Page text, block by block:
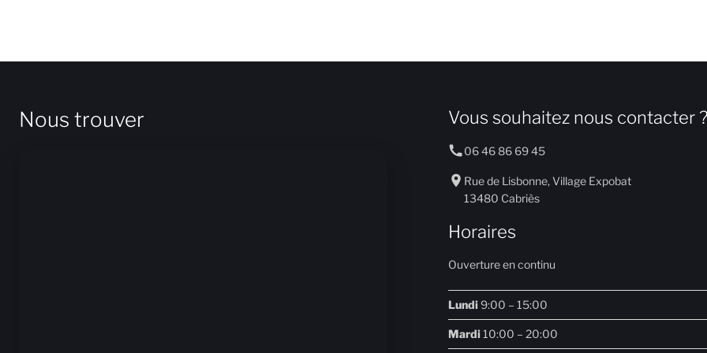
Nous trouver Vous souhaitez nous contacter
06 46 86 69 45
Rue de Lisbonne, Village Expobat
13480 Cabriès
Horaires
Ouverture en continu
Lundi9:00 – 15:00
Mardi10:00 – 20:00